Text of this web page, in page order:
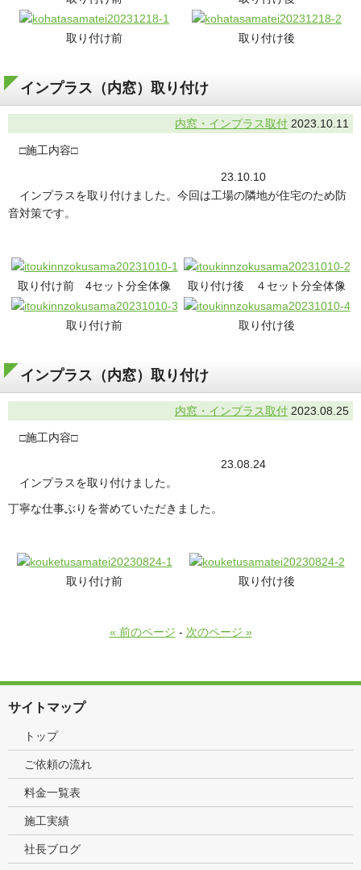
取り付け前 取り付け後
インプラス（内窓）取り付け
内窓・インプラス取付 2023.10.11
□施工内容□
23.10.10
インプラスを取り付けました。今回は工場の隣地が住宅のため防
音対策です。
取り付け前 4セット分全体像 取り付け後 ４セット分全体像
取り付け前 取り付け後
インプラス（内窓）取り付け
内窓・インプラス取付 2023.08.25
□施工内容□
23.08.24
インプラスを取り付けました。
丁寧な仕事ぶりを誉めていただきました。
取り付け前 取り付け後
« 前のページ - 次のページ »
サイトマップ
トップ
ご依頼の流れ
料金一覧表
施工実績
社長ブログ